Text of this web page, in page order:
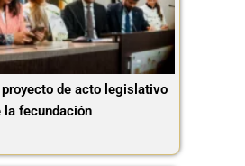
de acto legislativo
la fecundación